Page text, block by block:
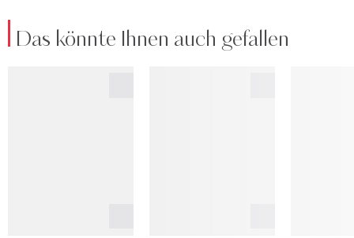
Das könnte Ihnen auch gefallen